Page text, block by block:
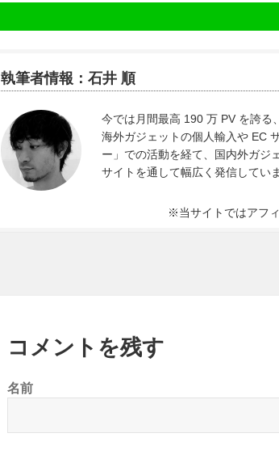
執筆者情報：石井 順
今では月間最高 190 万 PV を誇る
海外ガジェットの個人輸入や EC
ー」での活動を経て、国内外ガジ
サイトを通して幅広く発信していま
※当サイトではアフ
コメントを残す
名前